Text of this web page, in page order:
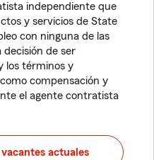
independiente que
y servicios de State
con ninguna de las
decisión de ser
los términos y
compensación y
el agente contratista
actuales